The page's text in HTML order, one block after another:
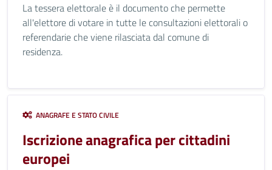
La tessera elettorale è il documento che permette
all'elettore di votare in tutte le consultazioni elettorali o
referendarie che viene rilasciata dal comune di
residenza.
ANAGRAFE E STATO CIVILE
Iscrizione anagrafica per cittadini
europei